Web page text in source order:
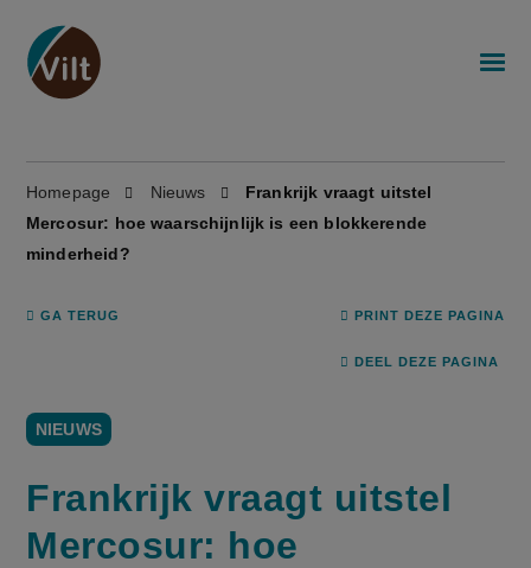
Homepage Nieuws
Frankrijk vraagt uitstel
Mercosur: hoe waarschijnlijk is een blokkerende
minderheid?
GA TERUG PRINT DEZE PAGINA
DEEL DEZE PAGINA
NIEUWS
Frankrijk vraagt uitstel
Mercosur: hoe